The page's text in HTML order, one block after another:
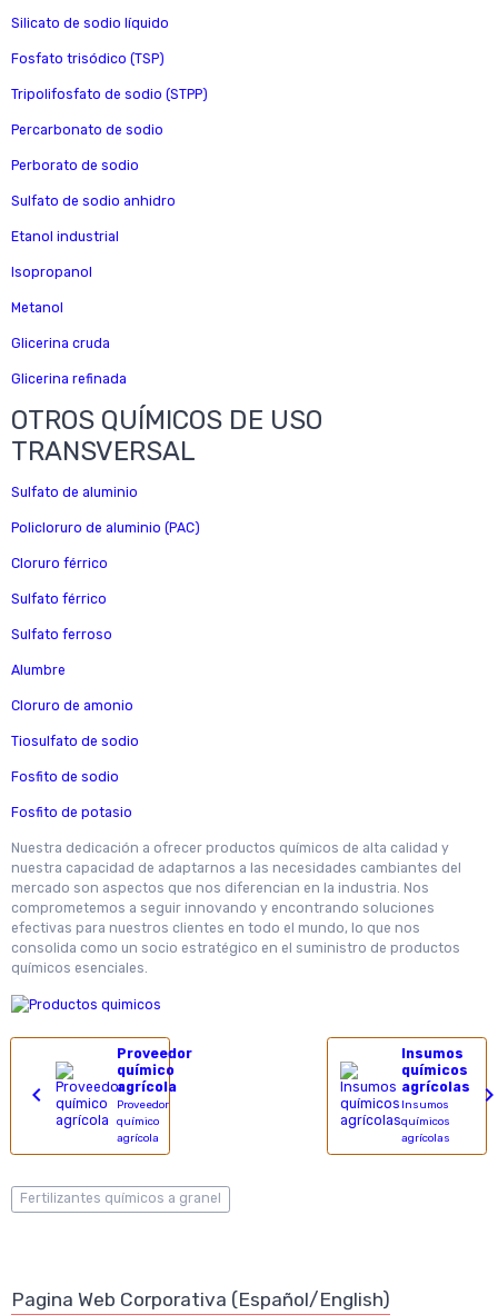
Silicato de sodio líquido
Fosfato trisódico (TSP)
Tripolifosfato de sodio (STPP)
Percarbonato de sodio
Perborato de sodio
Sulfato de sodio anhidro
Etanol industrial
Isopropanol
Metanol
Glicerina cruda
Glicerina refinada
OTROS QUÍMICOS DE USO
TRANSVERSAL
Sulfato de aluminio
Policloruro de aluminio (PAC)
Cloruro férrico
Sulfato férrico
Sulfato ferroso
Alumbre
Cloruro de amonio
Tiosulfato de sodio
Fosfito de sodio
Fosfito de potasio
Nuestra dedicación a ofrecer productos químicos de alta calidad y
nuestra capacidad de adaptarnos a las necesidades cambiantes del
mercado son aspectos que nos diferencian en la industria. Nos
comprometemos a seguir innovando y encontrando soluciones
efectivas para nuestros clientes en todo el mundo, lo que nos
consolida como un socio estratégico en el suministro de productos
químicos esenciales.
Proveedor
químico
agrícola
Proveedor
químico
agrícola
Insumos
químicos
agrícolas
Insumos
químicos
agrícolas
Fertilizantes químicos a granel
Pagina Web Corporativa (Español/English)